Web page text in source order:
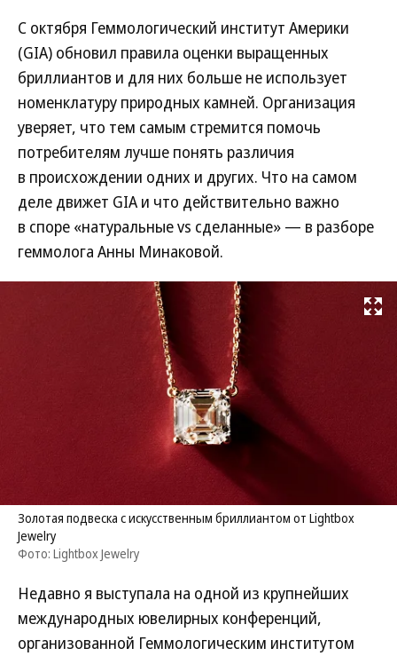
С октября Геммологический институт Америки
(GIA) обновил правила оценки выращенных
бриллиантов и для них больше не использует
номенклатуру природных камней. Организация
уверяет, что тем самым стремится помочь
потребителям лучше понять различия
в происхождении одних и других. Что на самом
деле движет GIA и что действительно важно
в споре «натуральные vs сделанные» — в разборе
геммолога Анны Минаковой.
Развернуть
Золотая подвеска с искусственным бриллиантом от Lightbox
Jewelry
Фото: Lightbox Jewelry
Недавно я выступала на одной из крупнейших
международных ювелирных конференций,
организованной Геммологическим институтом